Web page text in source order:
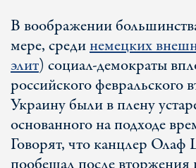
В воображении
мере, срединемецких
элит) социал-демократы
российского февральского
Украину были в плену
основанного на подходе
Говорят, что канцлер